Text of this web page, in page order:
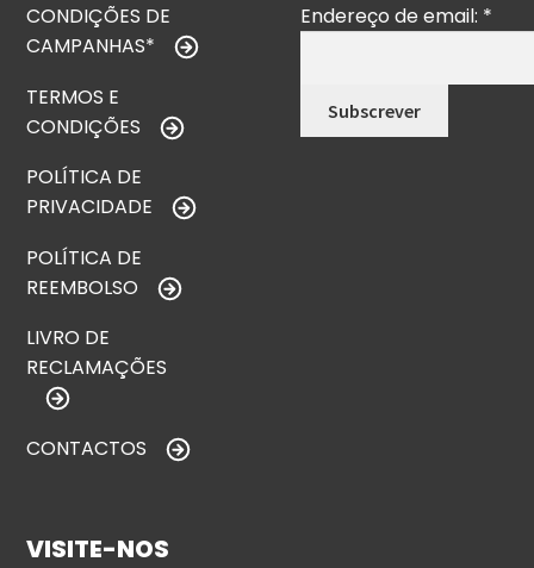
CONDIÇÕES DE
CAMPANHAS*
TERMOS E
CONDIÇÕES
POLÍTICA DE
PRIVACIDADE
POLÍTICA DE
REEMBOLSO
LIVRO DE
RECLAMAÇÕES
CONTACTOS
Endereço de email: *
VISITE-NOS